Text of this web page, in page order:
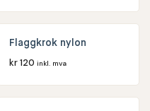
Flaggkrok nylon
kr120 inkl. mva